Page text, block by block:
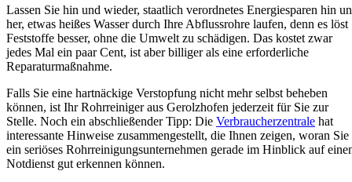
Lassen Sie hin und wieder, staatlich verordnetes Energiesparen hin
her, etwas heißes Wasser durch Ihre Abflussrohre laufen, denn es löst
Feststoffe besser, ohne die Umwelt zu schädigen. Das kostet zwar
jedes Mal ein paar Cent, ist aber billiger als eine erforderliche
Reparaturmaßnahme.
Falls Sie eine hartnäckige Verstopfung nicht mehr selbst beheben
können, ist Ihr Rohrreiniger aus Gerolzhofen jederzeit für Sie zur
Stelle. Noch ein abschließender Tipp: Die Verbraucherzentrale hat
interessante Hinweise zusammengestellt, die Ihnen zeigen, woran Sie
ein seriöses Rohrreinigungsunternehmen gerade im Hinblick auf
Notdienst gut erkennen können.